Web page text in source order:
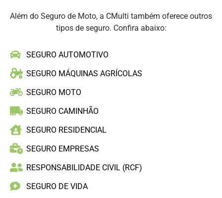
Além do Seguro de Moto, a CMulti também oferece outros
tipos de seguro. Confira abaixo:
SEGURO AUTOMOTIVO
SEGURO MÁQUINAS AGRÍCOLAS
SEGURO MOTO
SEGURO CAMINHÃO
SEGURO RESIDENCIAL
SEGURO EMPRESAS
RESPONSABILIDADE CIVIL (RCF)
SEGURO DE VIDA